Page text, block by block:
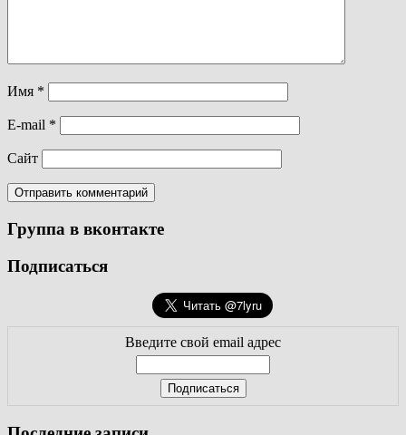
Имя *
E-mail *
Сайт
Группа в вконтакте
Подписаться
Введите свой email адрес